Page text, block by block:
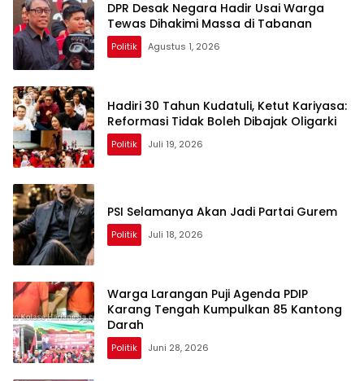
DPR Desak Negara Hadir Usai Warga
Tewas Dihakimi Massa di Tabanan
Politik Agustus 1, 2026
Hadiri 30 Tahun Kudatuli, Ketut Kariyasa:
Reformasi Tidak Boleh Dibajak Oligarki
Politik Juli 19, 2026
PSI Selamanya Akan Jadi Partai Gurem
Politik Juli 18, 2026
Warga Larangan Puji Agenda PDIP
Karang Tengah Kumpulkan 85 Kantong
Darah
Politik Juni 28, 2026